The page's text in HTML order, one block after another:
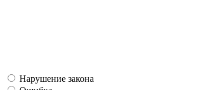
Нарушение закона